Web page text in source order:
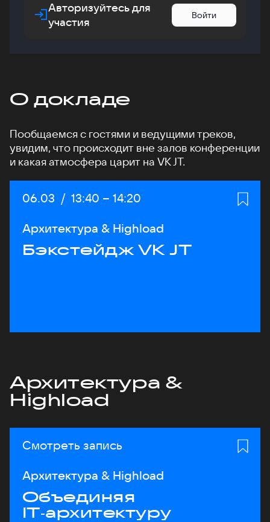
Авторизуйтесь для
участия
Войти
О докладе
Пообщаемся с гостями и ведущими треков,
увидим, что происходит вне залов конференции
и какая атмосфера царит на VK JT.
Дата:
06.03 / Начало:
13:40 – Конец:
14:20
Архитектура & Highload
Бэкстейдж VK JT
Архитектура &
Highload
Смотреть запись
Архитектура & Highload
Объединяя
IT‑архитектуру